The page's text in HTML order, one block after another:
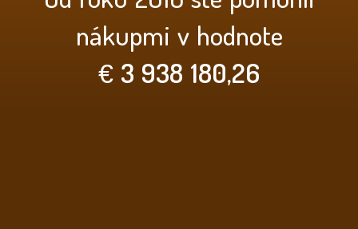
nákupmi v hodnote
€ 3 938 180,26